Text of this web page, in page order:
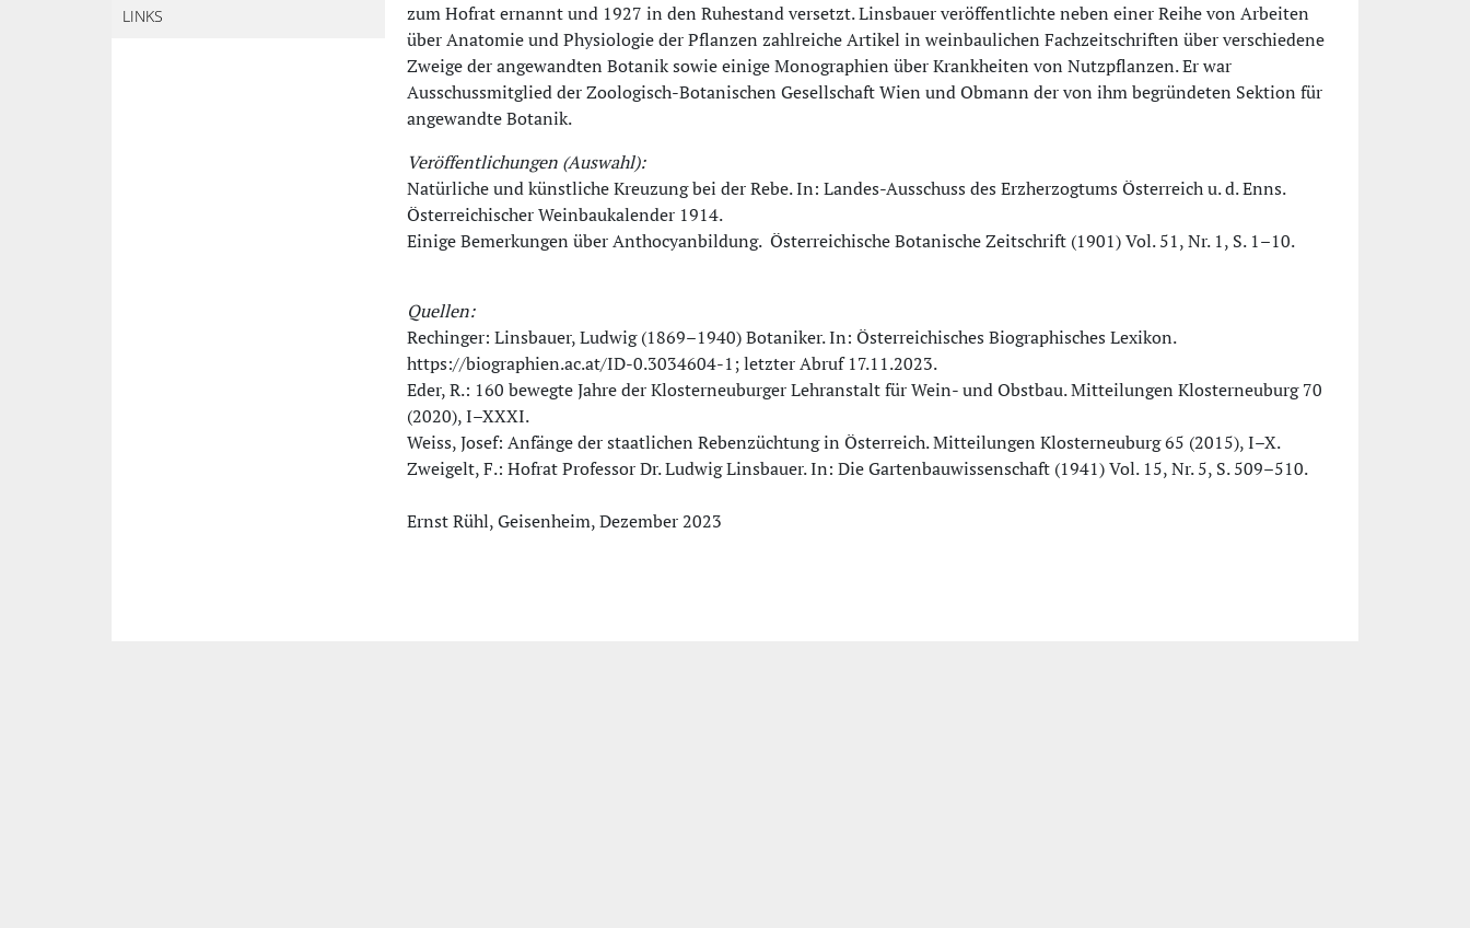
LINKS
zum Hofrat ernannt und 1927 in den Ruhestand versetzt. Linsbauer veröffentlichte neben einer Reihe von Arbeiten
über Anatomie und Physiologie der Pflanzen zahlreiche Artikel in weinbaulichen Fachzeitschriften über verschiedene
Zweige der angewandten Botanik sowie einige Monographien über Krankheiten von Nutzpflanzen. Er war
Ausschussmitglied der Zoologisch-Botanischen Gesellschaft Wien und Obmann der von ihm begründeten Sektion für
angewandte Botanik.
Veröffentlichungen (Auswahl):
Natürliche und künstliche Kreuzung bei der Rebe. In: Landes-Ausschuss des Erzherzogtums Österreich u. d. Enns.
Österreichischer Weinbaukalender 1914.
Einige Bemerkungen über Anthocyanbildung. Österreichische Botanische Zeitschrift (1901) Vol. 51, Nr. 1, S. 1–10.
Quellen:
Rechinger: Linsbauer, Ludwig (1869–1940) Botaniker. In: Österreichisches Biographisches Lexikon.
https://biographien.ac.at/ID-0.3034604-1; letzter Abruf 17.11.2023.
Eder, R.: 160 bewegte Jahre der Klosterneuburger Lehranstalt für Wein- und Obstbau. Mitteilungen Klosterneuburg 70
(2020), I–XXXI.
Weiss, Josef: Anfänge der staatlichen Rebenzüchtung in Österreich. Mitteilungen Klosterneuburg 65 (2015), I–X.
Zweigelt, F.: Hofrat Professor Dr. Ludwig Linsbauer. In: Die Gartenbauwissenschaft (1941) Vol. 15, Nr. 5, S. 509–510.
Ernst Rühl, Geisenheim, Dezember 2023